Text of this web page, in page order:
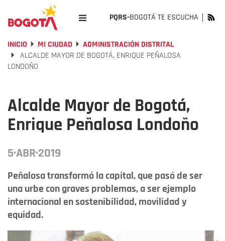
PQRS-BOGOTÁ TE ESCUCHA
INICIO MI CIUDAD
ADMINISTRACIÓN DISTRITAL
ALCALDE MAYOR DE BOGOTÁ, ENRIQUE PEÑALOSA
LONDOÑO
Alcalde Mayor de Bogotá,
Enrique Peñalosa Londoño
5·ABR·2019
Peñalosa transformó la capital, que pasó de ser
una urbe con graves problemas, a ser ejemplo
internacional en sostenibilidad, movilidad y
equidad.